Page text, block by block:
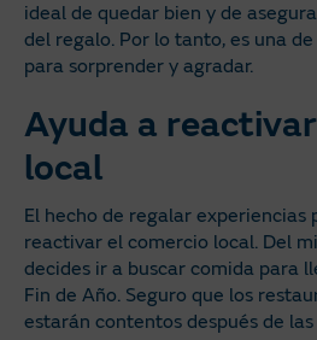
ideal de quedar bien y de
del regalo. Por lo tanto, es una
para sorprender y agradar.
Ayuda a
local
El hecho de regalar experiencias
reactivar el comercio local. Del
decides ir a buscar comida para
Fin de Año. Seguro que los
estarán contentos después de